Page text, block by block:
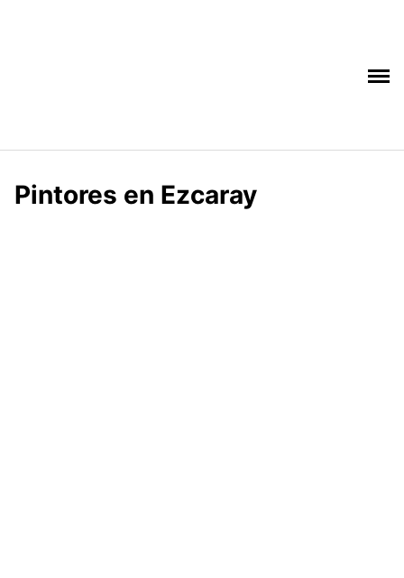
Pintores en Ezcaray